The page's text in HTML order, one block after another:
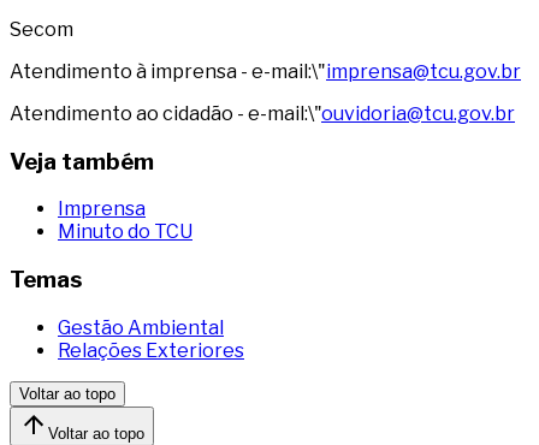
Secom
Atendimento à imprensa - e-mail:\"imprensa@tcu.gov.br
Atendimento ao cidadão - e-mail:\"ouvidoria@tcu.gov.br
Veja também
Imprensa
Minuto do TCU
Temas
Gestão Ambiental
Relações Exteriores
Voltar ao topo
Voltar ao topo